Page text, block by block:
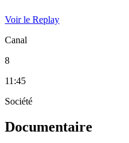
Voir le Replay
Canal
8
11:45
Société
Documentaire